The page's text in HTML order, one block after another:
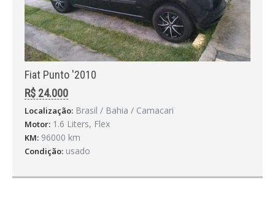
Fiat Punto '2010
R$ 24.000
Localização: Brasil / Bahia / Camacari
Motor: 1.6 Liters, Flex
KM: 96000 km
Condição: usado